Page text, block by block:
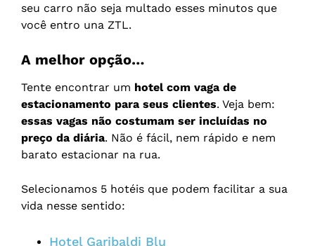
seu carro não seja multado esses minutos que
você entro una ZTL.
A melhor opção…
Tente encontrar um hotel com vaga de
estacionamento para seus clientes. Veja bem:
essas vagas não costumam ser incluídas no
preço da diária. Não é fácil, nem rápido e nem
barato estacionar na rua.
Selecionamos 5 hotéis que podem facilitar a sua
vida nesse sentido:
Hotel Garibaldi Blu